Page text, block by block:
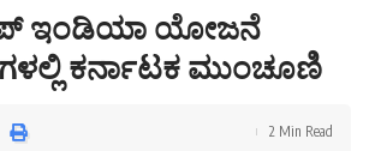
ಇಂಡಿಯಾ ಯೋಜನೆ
ಕರ್ನಾಟಕ ಮುಂಚೂಣಿ
2 Min Read